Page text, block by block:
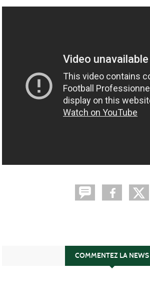
COMMENTEZ LA NEWS